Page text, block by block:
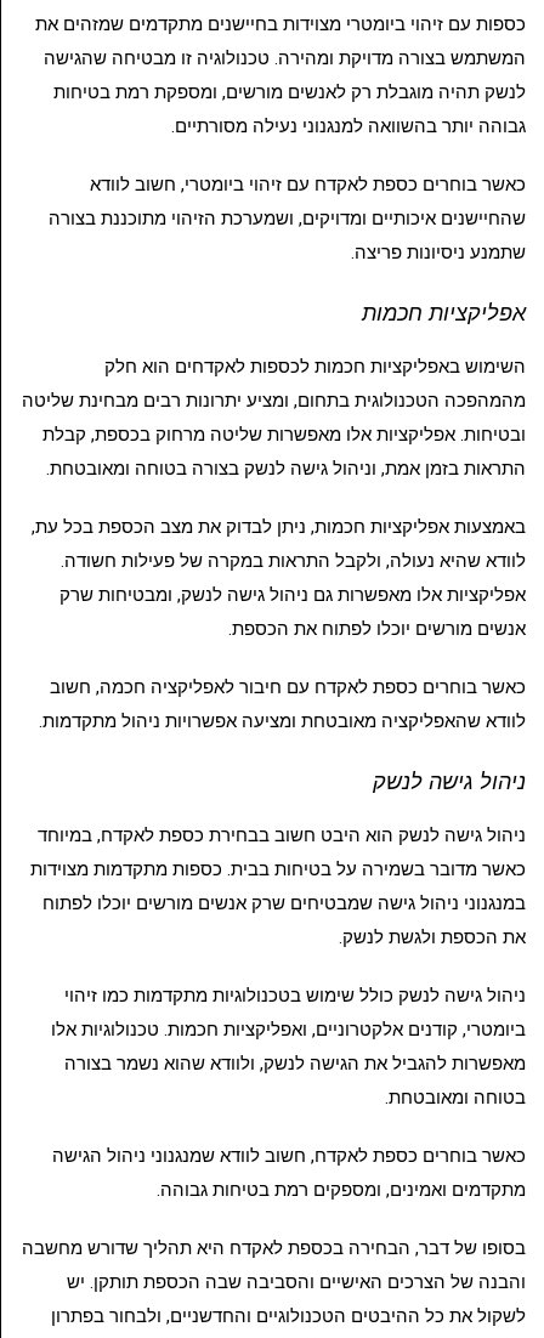
כספות עם זיהוי ביומטרי מצוידות בחיישנים מתקדמים שמזהים את
המשתמש בצורה מדויקת ומהירה. טכנולוגיה זו מבטיחה שהגישה
לנשק תהיה מוגבלת רק לאנשים מורשים, ומספקת רמת בטיחות
גבוהה יותר בהשוואה למנגנוני נעילה מסורתיים.
כאשר בוחרים כספת לאקדח עם זיהוי ביומטרי, חשוב לוודא
שהחיישנים איכותיים ומדויקים, ושמערכת הזיהוי מתוכננת בצורה
שתמנע ניסיונות פריצה.
אפליקציות חכמות
השימוש באפליקציות חכמות לכספות לאקדחים הוא חלק
מהמהפכה הטכנולוגית בתחום, ומציע יתרונות רבים מבחינת שליטה
ובטיחות. אפליקציות אלו מאפשרות שליטה מרחוק בכספת, קבלת
התראות בזמן אמת, וניהול גישה לנשק בצורה בטוחה ומאובטחת.
באמצעות אפליקציות חכמות, ניתן לבדוק את מצב הכספת בכל עת,
לוודא שהיא נעולה, ולקבל התראות במקרה של פעילות חשודה.
אפליקציות אלו מאפשרות גם ניהול גישה לנשק, ומבטיחות שרק
אנשים מורשים יוכלו לפתוח את הכספת.
כאשר בוחרים כספת לאקדח עם חיבור לאפליקציה חכמה, חשוב
לוודא שהאפליקציה מאובטחת ומציעה אפשרויות ניהול מתקדמות.
ניהול גישה לנשק
ניהול גישה לנשק הוא היבט חשוב בבחירת כספת לאקדח, במיוחד
כאשר מדובר בשמירה על בטיחות בבית. כספות מתקדמות מצוידות
במנגנוני ניהול גישה שמבטיחים שרק אנשים מורשים יוכלו לפתוח
את הכספת ולגשת לנשק.
ניהול גישה לנשק כולל שימוש בטכנולוגיות מתקדמות כמו זיהוי
ביומטרי, קודנים אלקטרוניים, ואפליקציות חכמות. טכנולוגיות אלו
מאפשרות להגביל את הגישה לנשק, ולוודא שהוא נשמר בצורה
בטוחה ומאובטחת.
כאשר בוחרים כספת לאקדח, חשוב לוודא שמנגנוני ניהול הגישה
מתקדמים ואמינים, ומספקים רמת בטיחות גבוהה.
בסופו של דבר, הבחירה בכספת לאקדח היא תהליך שדורש מחשבה
והבנה של הצרכים האישיים והסביבה שבה הכספת תותקן. יש
לשקול את כל ההיבטים הטכנולוגיים והחדשניים, ולבחור בפתרון